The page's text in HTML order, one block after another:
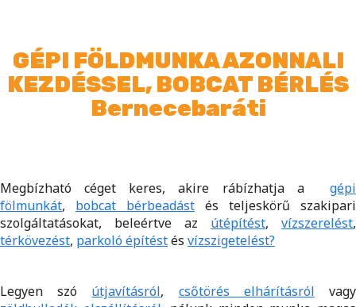
GÉPI FÖLDMUNKA AZONNALI
KEZDÉSSEL, BOBCAT BÉRLÉS
Bernecebaráti
Megbízható céget keres, akire rábízhatja a gépi
fölmunkát, bobcat bérbeadást és teljeskörű szakipari
szolgáltatásokat, beleértve az útépítést, vízszerelést,
térkövezést, parkoló építéstés vízszigetelést?
Legyen szó útjavításról, csőtörés elhárításról vagy